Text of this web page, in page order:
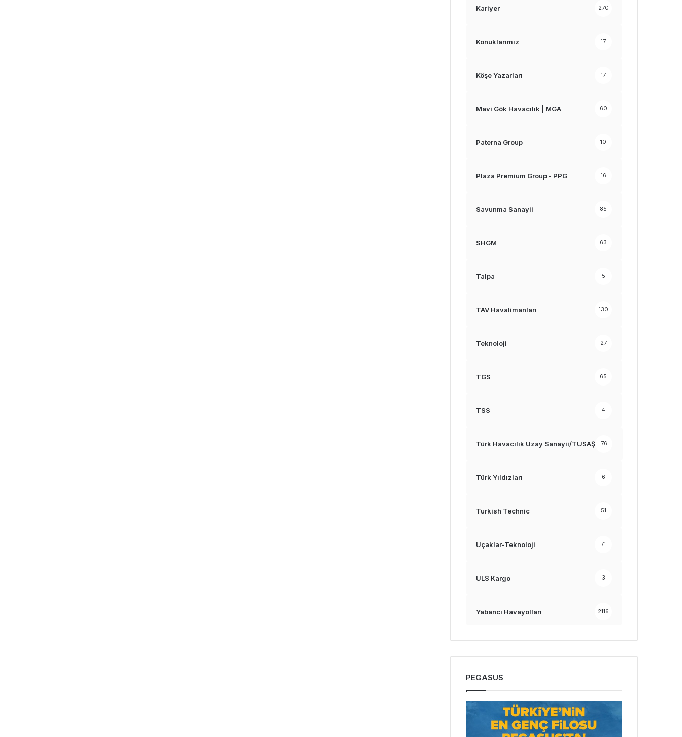
Kariyer 270
Konuklarımız 17
Köşe Yazarları 17
Mavi Gök Havacılık | MGA 60
Paterna Group 10
Plaza Premium Group - PPG 16
Savunma Sanayii 85
SHGM 63
Talpa 5
TAV Havalimanları 130
Teknoloji 27
TGS 65
TSS 4
Türk Havacılık Uzay Sanayii/TUSAŞ 76
Türk Yıldızları 6
Turkish Technic 51
Uçaklar-Teknoloji 71
ULS Kargo 3
Yabancı Havayolları 2116
PEGASUS